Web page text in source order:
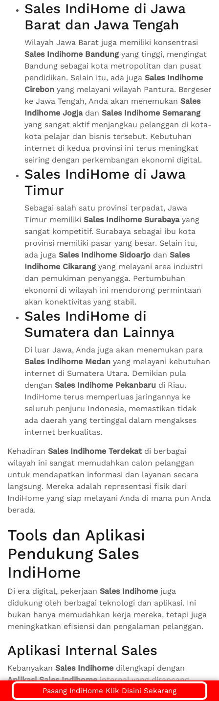
Sales IndiHome di Jawa
Barat dan Jawa Tengah
Wilayah Jawa Barat juga memiliki konsentrasi
Sales Indihome Bandungyang tinggi, mengingat
Bandung sebagai kota metropolitan dan pusat
pendidikan. Selain itu, ada juga Sales Indihome
Cirebon yang melayani wilayah Pantura. Bergeser
ke Jawa Tengah, Anda akan menemukan Sales
Indihome Jogjadan Sales Indihome Semarang
yang sangat aktif menjangkau pelanggan di kota-
kota pelajar dan bisnis tersebut. Kebutuhan
internet di kedua provinsi ini terus meningkat
seiring dengan perkembangan ekonomi digital.
Sales IndiHome di Jawa
Timur
Sebagai salah satu provinsi terpadat, Jawa
Timur memiliki Sales Indihome Surabayayang
sangat kompetitif. Surabaya sebagai ibu kota
provinsi memiliki pasar yang besar. Selain itu,
ada juga Sales Indihome Sidoarjo dan Sales
Indihome Cikarangyang melayani area industri
dan pemukiman penyangga. Pertumbuhan
ekonomi di wilayah ini mendorong permintaan
akan konektivitas yang stabil.
Sales IndiHome di
Sumatera dan Lainnya
Di luar Jawa, Anda juga akan menemukan para
Sales Indihome Medan yang melayani kebutuhan
internet di Sumatera Utara. Demikian pula
dengan Sales Indihome Pekanbaru di Riau.
IndiHome terus memperluas jaringannya ke
seluruh penjuru Indonesia, memastikan tidak
ada daerah yang tertinggal dalam mengakses
internet berkualitas.
Kehadiran Sales Indihome Terdekat di berbagai
wilayah ini sangat memudahkan calon pelanggan
untuk mendapatkan informasi dan layanan secara
langsung. Mereka adalah representasi fisik dari
IndiHome yang siap melayani Anda di mana pun Anda
berada.
Tools dan Aplikasi
Pendukung Sales
IndiHome
Di era digital, pekerjaan Sales Indihome juga
didukung oleh berbagai teknologi dan aplikasi. Ini
bukan hanya memudahkan kerja mereka, tetapi juga
meningkatkan efisiensi dan pengalaman pelanggan.
Aplikasi Internal Sales
Kebanyakan Sales Indihome dilengkapi dengan
Aplikasi Sales Indihomeinternal yang dirancang
khusus. Aplikasi ini memiliki berbagai fungsi, antara
Pasang IndiHome Klik Disini Sekarang